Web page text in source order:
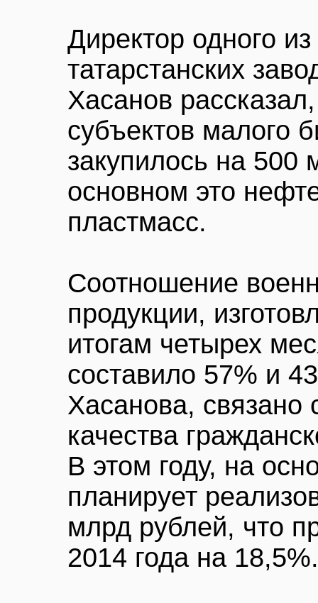
Директор одного
татарстанских
Хасанов
субъектов малого
закупилось на 500
основном это
пластмасс.
Соотношение
продукции,
итогам четырех
составило 57% и
Хасанова,
качества
В этом году, на
планирует
млрд рублей, что
2014 года на 18,5%.